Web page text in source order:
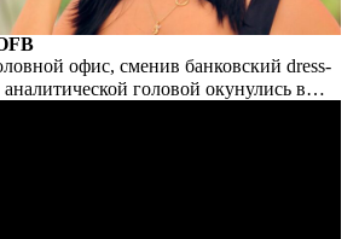
офис, сменив банковский dress-
головой окунулись в